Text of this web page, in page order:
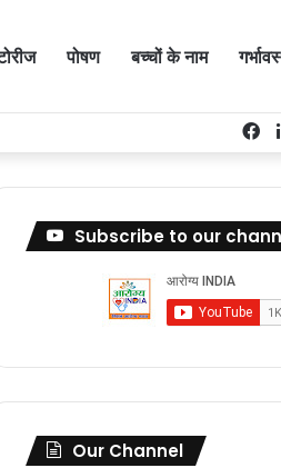
पोषण बच्चों के नाम
Subscribe to our
Our Channel